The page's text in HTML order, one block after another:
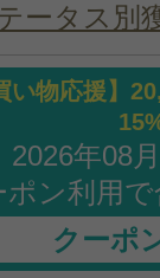
ータス別
い物応援】
2026年08
ポン利用
クーポ